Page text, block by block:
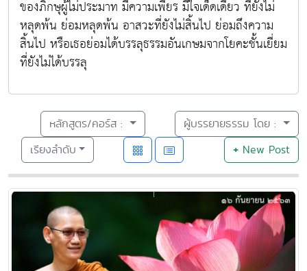
ของภิกษุผู้ไม่ประมาท มีความเพียร มีใจเด็ดเดี่ยว ที่ยังไม่
หลุดพ้น ย่อมหลุดพ้น อาสวะที่ยังไม่สิ้นไป ย่อมถึงความ
สิ้นไป หรือเธอย่อมได้บรรลุธรรมอันเกษมจากโยคะชั้นเยี่ยม
ที่ยังไม่ได้บรรลุ
หลักสูตร/คอร์ส :
ผู้บรรยายธรรม โดย :
เรียงลำดับ
+New Post